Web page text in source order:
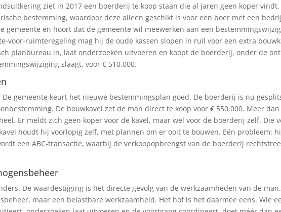
ziet in 2017 een boerderij te koop staan die al jaren geen koper vindt.
bestemming, waardoor deze alleen geschikt is voor een boer met een
gemeente en hoort dat de gemeente wil meewerken aan een
voor-ruimteregeling mag hij de oude kassen slopen in ruil voor een extra
planbureau in, laat onderzoeken uitvoeren en koopt de boerderij, onder de
slaagt, voor € 510.000.
De gemeente keurt het nieuwe bestemmingsplan goed. De boerderij is nu
De bouwkavel zet de man direct te koop voor € 550.000. Meer dan
Er meldt zich geen koper voor de kavel, maar wel voor de boerderij zelf. Die
houdt hij voorlopig zelf, met plannen om er ooit te bouwen. Eén probleem:
een ABC-transactie, waarbij de verkoopopbrengst van de boerderij
De waardestijging is het directe gevolg van de werkzaamheden van de
maar een belastbare werkzaamheid. Het hof is het daarmee eens. Wie